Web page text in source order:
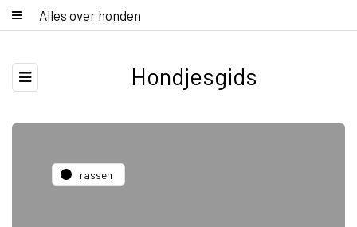
Alles over honden
Hondjesgids
rassen